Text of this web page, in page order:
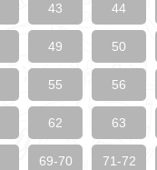
43 44
49 50
55 56
62 63
69-70 71-72